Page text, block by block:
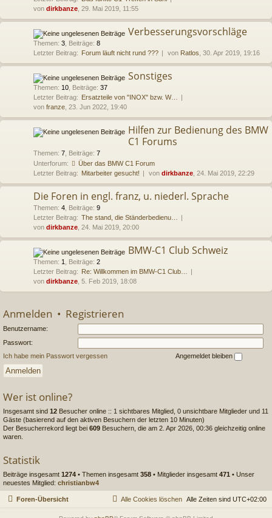
von dirkbanze , 29. Mai 2019, 11:55
Verbesserungsvorschläge
Themen: 3 Beiträge: 8
Letzter Beitrag: Forum läuft nicht rund ??? von Ratlos , 30. Apr 2019, 19:16
Sonstiges
Themen: 10 Beiträge: 37
Letzter Beitrag: Ersatzteile von "INOX" bzw. W…
von franze , 23. Jun 2022, 19:40
Hilfen zur Bedienung des BMW
C1 Forums
Themen: 7 Beiträge: 7
Unterforum:
Über das BMW C1 Forum
Letzter Beitrag: Mitarbeiter gesucht! von dirkbanze , 24. Mai 2019, 22:29
Die Foren in engl. franz, u. niederl. Sprache
Themen: 4 Beiträge: 9
Letzter Beitrag: The stand, die Ständerbedienu…
von dirkbanze , 24. Mai 2019, 20:00
BMW-C1 Club Schweiz
Themen: 1 Beiträge: 2
Letzter Beitrag: Re: Willkommen im BMW-C1 Club…
von dirkbanze , 5. Feb 2019, 18:08
Anmelden • Registrieren
Benutzername:
Passwort:
Ich habe mein Passwort vergessen
Angemeldet bleiben
Wer ist online?
Insgesamt sind 12 Besucher online :: 1 sichtbares Mitglied, 0 unsichtbare Mitglieder und 11
Gäste (basierend auf den aktiven Besuchern der letzten 10 Minuten)
Der Besucherrekord liegt bei 609 Besuchern, die am 2. Apr 2026, 00:36 gleichzeitig online
waren.
Statistik
Beiträge insgesamt 1274 • Themen insgesamt 358 • Mitglieder insgesamt 471 • Unser
neuestes Mitglied: christianbw4
Foren-Übersicht Alle Zeiten sind UTC+02:00
Alle Cookies löschen